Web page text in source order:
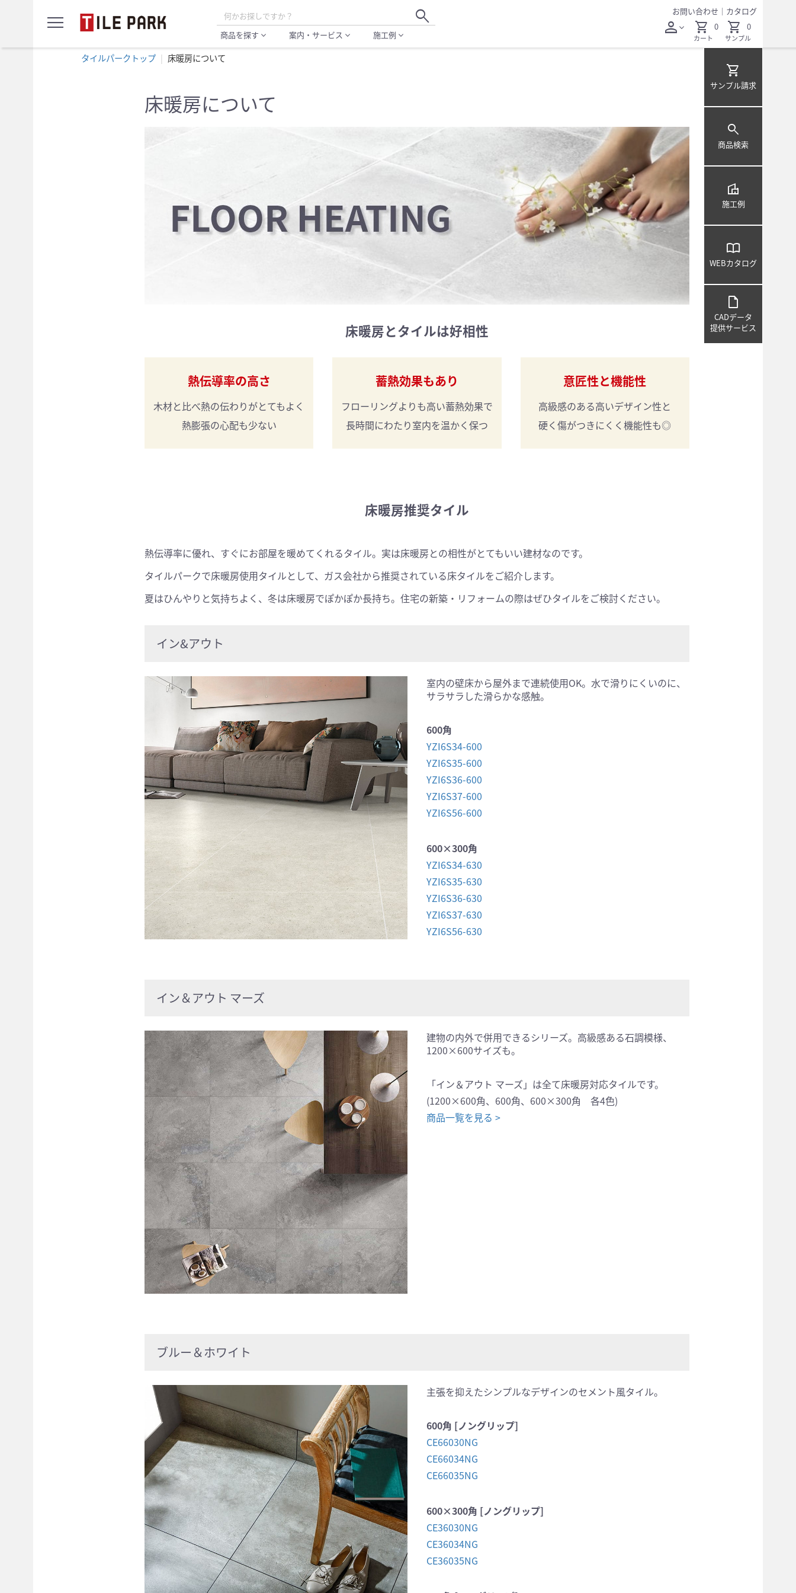
menu search
商品を探す expand_more 案内・サービス expand_more 施工例 expand_more
お問い合わせ ｜ カタログ
personexpand_more shopping_cart
カート
0 shopping_cart
サンプル
0
ン
プ
カ
shopping_cart
サンプル請求
search
商品検索
villa
施工例
import_contacts
WEBカタログ
draft
CADデータ
提供サービス
タイルパークトップ 床暖房について
床暖房について
床暖房とタイルは好相性
熱伝導率の高さ
木材と比べ熱の伝わりがとてもよく
熱膨張の心配も少ない
蓄熱効果もあり
フローリングよりも高い蓄熱効果で
長時間にわたり室内を温かく保つ
意匠性と機能性
高級感のある高いデザイン性と
硬く傷がつきにくく機能性も◎
床暖房推奨タイル
熱伝導率に優れ、すぐにお部屋を暖めてくれるタイル。実は床暖房との相性がとてもいい建材なのです。
タイルパークで床暖房使用タイルとして、ガス会社から推奨されている床タイルをご紹介します。
夏はひんやりと気持ちよく、冬は床暖房でぽかぽか長持ち。住宅の新築・リフォームの際はぜひタイルをご検討ください。
イン&アウト
室内の壁床から屋外まで連続使用OK。水で滑りにくいのに、
サラサラした滑らかな感触。
600角
YZI6S34-600
YZI6S35-600
YZI6S36-600
YZI6S37-600
YZI6S56-600
600×300角
YZI6S34-630
YZI6S35-630
YZI6S36-630
YZI6S37-630
YZI6S56-630
イン＆アウト マーズ
建物の内外で併用できるシリーズ。高級感ある石調模様、
1200×600サイズも。
「イン＆アウト マーズ」は全て床暖房対応タイルです。
(1200×600角、600角、600×300角 各4色)
商品一覧を見る >
ブルー＆ホワイト
主張を抑えたシンプルなデザインのセメント風タイル。
600角 [ノングリップ]
CE66030NG
CE66034NG
CE66035NG
600×300角 [ノングリップ]
CE36030NG
CE36034NG
CE36035NG